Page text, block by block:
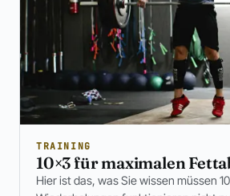
TRAINING
10×3 für maximalen
Hier ist das, was Sie wissen müssen